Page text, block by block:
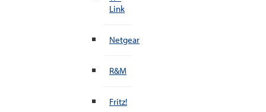
Link
Netgear
R&M
Fritz!